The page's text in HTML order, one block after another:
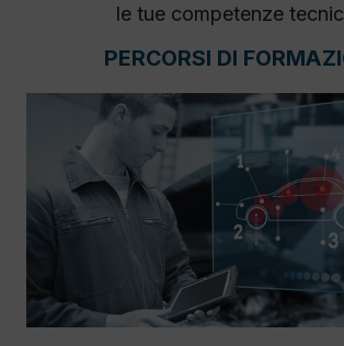
le tue competenze
PERCORSI DI